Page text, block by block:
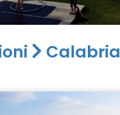
Calabria